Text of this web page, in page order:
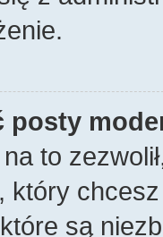
posty
to
który
są